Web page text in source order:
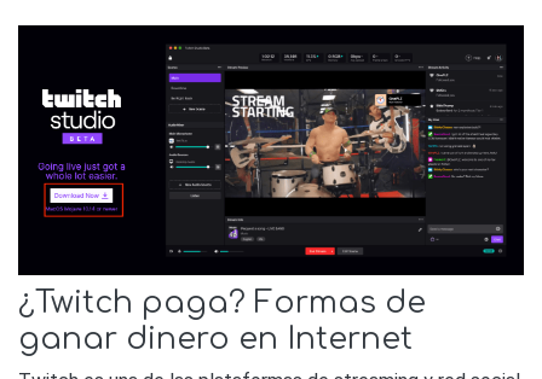
¿Twitch paga? Formas de
ganar dinero en Internet